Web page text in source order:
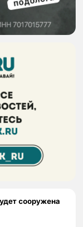
сооружена